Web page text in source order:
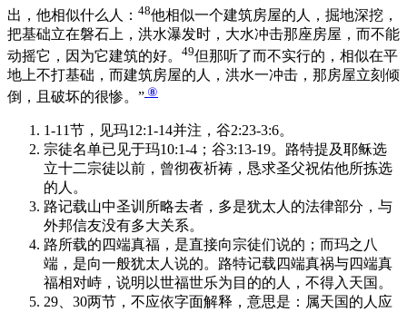
出，他相似什么人： 48他相似一个建筑房屋的人，掘地深挖，
把基础立在磐石上，洪水瀑发时，大水冲击那座房屋，而不能
动摇它，因为它建筑的好。 49但那听了而不实行的，相似在平
地上不打基础，而建筑房屋的人，洪水一冲击，那房屋立刻倾
倒，且破坏的很惨。” ⑧
1-11节，见玛12:1-14并注，谷2:23-3:6。
宗徒名单已见于玛10:1-4；谷3:13-19。路特提及耶稣选
立十二宗徒以前，曾彻夜祈祷，恳求圣父祝佑他所拣选
的人。
路记载山中圣训所略去者，多是犹太人的法律部分，与
外邦信友没有多大关系。
路所载的四端真福，是直接向宗徒们说的；而玛之八
端，是向一般犹太人说的。路特记载四端真祸与四端真
福相对峙，说明以世福世乐为目的的人，不得入天国。
29、30两节，不应依字面解释，意思是：属天国的人应